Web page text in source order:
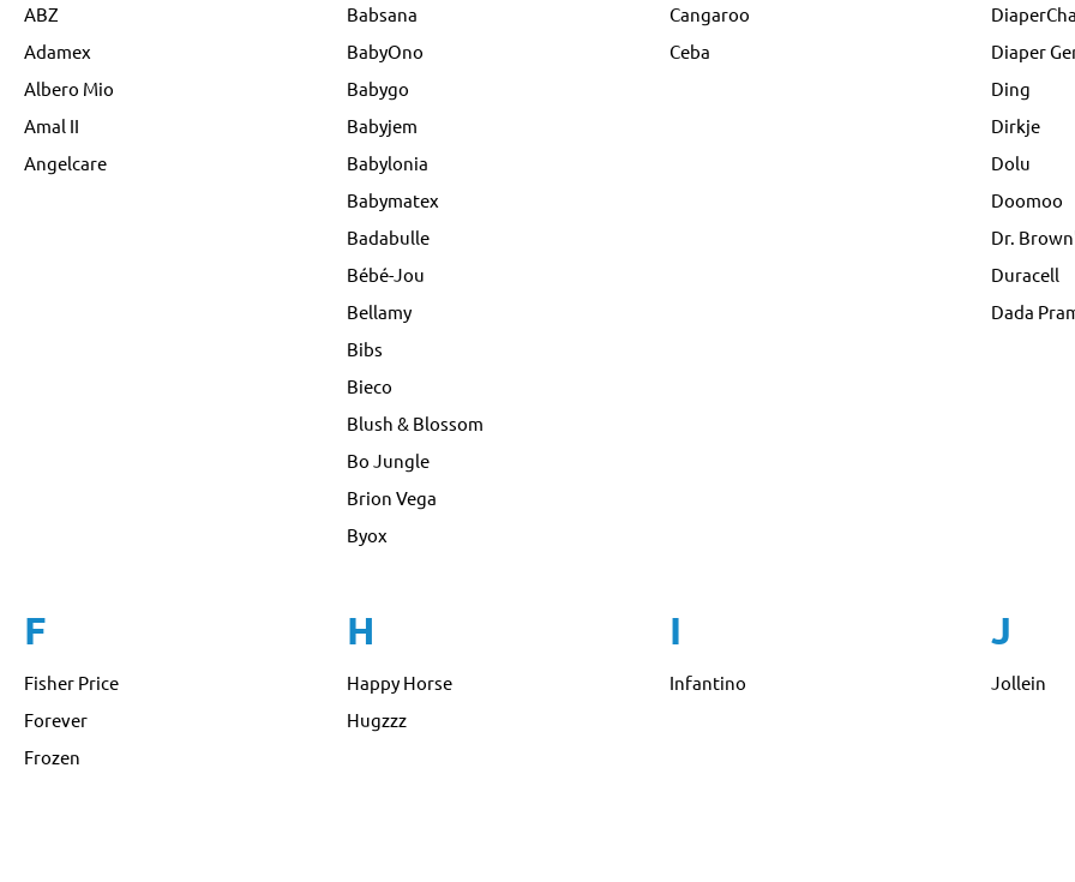
ABZ
Adamex
Albero Mio
Amal II
Angelcare
Babsana
BabyOno
Babygo
Babyjem
Babylonia
Babymatex
Badabulle
Bébé-Jou
Bellamy
Bibs
Bieco
Blush & Blossom
Bo Jungle
Brion Vega
Byox
Cangaroo
Ceba
Diaper
Ding
Dirkje
Dolu
Doomoo
Dr.
Duracell
Dada
F
Fisher Price
Forever
Frozen
H
Happy Horse
Hugzzz
I
Infantino
J
Jollein